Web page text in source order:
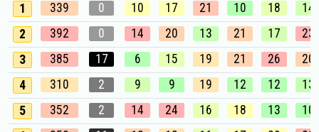
1 339 0 10 17 21 10 18
14
2
392 0 14 20 13 21 17
23
3
385 17 6 15 19 21 26
20
4
310 2 9 9 19 12 12
13
5
352 2 14 24 16 18 13
10